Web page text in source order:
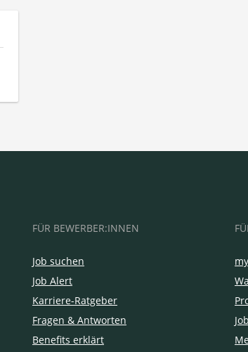
FÜR BEWERBER:INNEN
Job suchen
Job Alert
Karriere-Ratgeber
Fragen & Antworten
Benefits erklärt